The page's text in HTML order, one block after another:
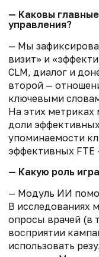
— Каковы
управления?
— Мы
визит» и
CLM, диалог и
второй —
ключевыми
На этих метриках
доли
упоминаемости
эффективных FTE
— Какую роль
— Модуль ИИ
В исследованиях
опросы врачей (в
восприятии
использовать